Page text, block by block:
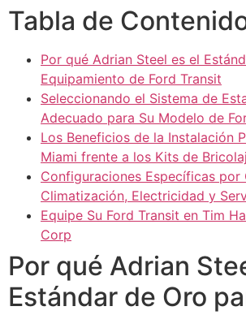
Tabla de
Por qué Adrian Steel es el
Equipamiento de Ford Transit
Seleccionando el Sistema de
Adecuado para Su Modelo de
Los Beneficios de la Instalación
Miami frente a los Kits de
Configuraciones Específicas por
Climatización, Electricidad y
Equipe Su Ford Transit en Tim
Corp
Por qué Adrian
Estándar de Oro